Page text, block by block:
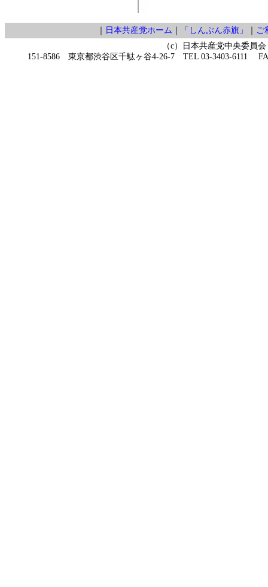
｜ 日本共産党ホーム ｜ 「しんぶん赤旗」 ｜ ご
（c）日本共産党中央委員会
151-8586 東京都渋谷区千駄ヶ谷4-26-7 TEL 03-3403-6111